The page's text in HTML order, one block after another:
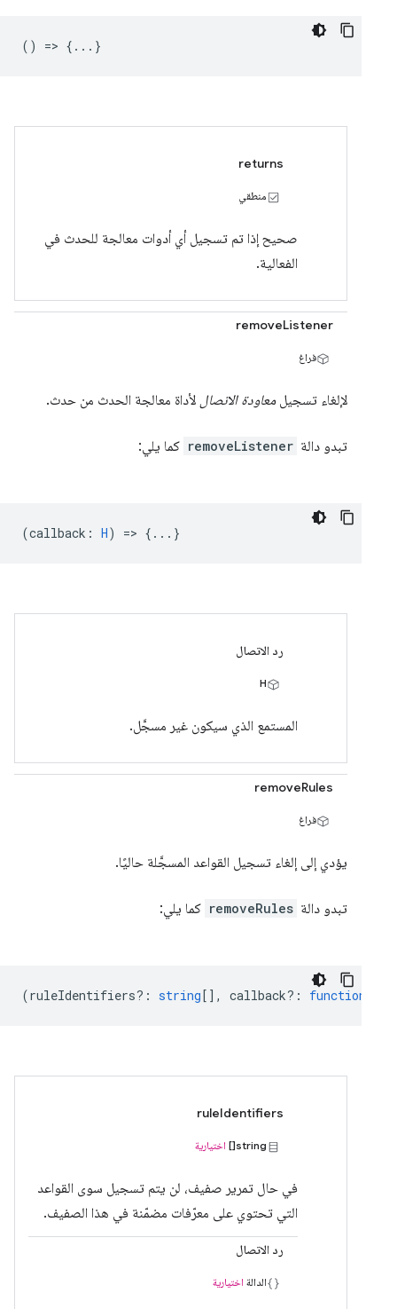
() => {...}
returns
منطقي
صحيح إذا تم تسجيل أي أدوات معالجة للحدث في
الفعالية.
removeListener
فراغ
لإلغاء تسجيل معاودة الاتصال لأداة معالجة الحدث من حدث.
تبدو دالة removeListener كما يلي:
(callback : H) => {...}
رد الاتصال
H
المستمع الذي سيكون غير مسجَّل.
removeRules
فراغ
يؤدي إلى إلغاء تسجيل القواعد المسجَّلة حاليًا.
تبدو دالة removeRules كما يلي:
(ruleIdentifiers? : string [], callback? : function
ruleIdentifiers
string[] اختيارية
في حال تمرير صفيف، لن يتم تسجيل سوى القواعد
التي تحتوي على معرّفات مضمّنة في هذا الصفيف.
رد الاتصال
الدالة اختيارية